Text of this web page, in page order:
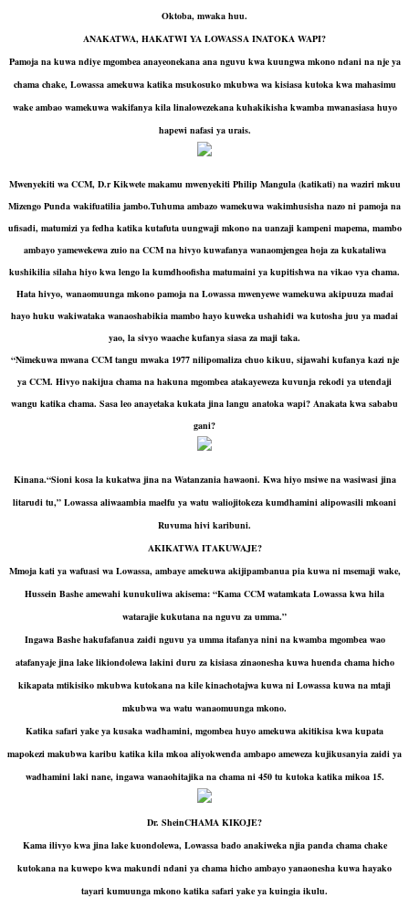
Oktoba, mwaka huu.
ANAKATWA, HAKATWI YA LOWASSA INATOKA WAPI?
Pamoja na kuwa ndiye mgombea anayeonekana ana nguvu kwa kuungwa mkono ndani na nje ya
chama chake, Lowassa amekuwa katika msukosuko mkubwa wa kisiasa kutoka kwa mahasimu
wake ambao wamekuwa wakifanya kila linalowezekana kuhakikisha kwamba mwanasiasa huyo
hapewi nafasi ya urais.
Mwenyekiti wa CCM, D.r Kikwete makamu mwenyekiti Philip Mangula (katikati) na waziri mkuu
Mizengo Punda wakifuatilia jambo.Tuhuma ambazo wamekuwa wakimhusisha nazo ni pamoja na
ufisadi, matumizi ya fedha katika kutafuta uungwaji mkono na uanzaji kampeni mapema, mambo
ambayo yamewekewa zuio na CCM na hivyo kuwafanya wanaomjengea hoja za kukataliwa
kushikilia silaha hiyo kwa lengo la kumdhoofisha matumaini ya kupitishwa na vikao vya chama.
Hata hivyo, wanaomuunga mkono pamoja na Lowassa mwenyewe wamekuwa akipuuza madai
hayo huku wakiwataka wanaoshabikia mambo hayo kuweka ushahidi wa kutosha juu ya madai
yao, la sivyo waache kufanya siasa za maji taka.
“Nimekuwa mwana CCM tangu mwaka 1977 nilipomaliza chuo kikuu, sijawahi kufanya kazi nje
ya CCM. Hivyo nakijua chama na hakuna mgombea atakayeweza kuvunja rekodi ya utendaji
wangu katika chama. Sasa leo anayetaka kukata jina langu anatoka wapi? Anakata kwa sababu
gani?
Kinana.“Sioni kosa la kukatwa jina na Watanzania hawaoni. Kwa hiyo msiwe na wasiwasi jina
litarudi tu,” Lowassa aliwaambia maelfu ya watu waliojitokeza kumdhamini alipowasili mkoani
Ruvuma hivi karibuni.
AKIKATWA ITAKUWAJE?
Mmoja kati ya wafuasi wa Lowassa, ambaye amekuwa akijipambanua pia kuwa ni msemaji wake,
Hussein Bashe amewahi kunukuliwa akisema: “Kama CCM watamkata Lowassa kwa hila
watarajie kukutana na nguvu za umma.”
Ingawa Bashe hakufafanua zaidi nguvu ya umma itafanya nini na kwamba mgombea wao
atafanyaje jina lake likiondolewa lakini duru za kisiasa zinaonesha kuwa huenda chama hicho
kikapata mtikisiko mkubwa kutokana na kile kinachotajwa kuwa ni Lowassa kuwa na mtaji
mkubwa wa watu wanaomuunga mkono.
Katika safari yake ya kusaka wadhamini, mgombea huyo amekuwa akitikisa kwa kupata
mapokezi makubwa karibu katika kila mkoa aliyokwenda ambapo ameweza kujikusanyia zaidi ya
wadhamini laki nane, ingawa wanaohitajika na chama ni 450 tu kutoka katika mikoa 15.
Dr. SheinCHAMA KIKOJE?
Kama ilivyo kwa jina lake kuondolewa, Lowassa bado anakiweka njia panda chama chake
kutokana na kuwepo kwa makundi ndani ya chama hicho ambayo yanaonesha kuwa hayako
tayari kumuunga mkono katika safari yake ya kuingia ikulu.